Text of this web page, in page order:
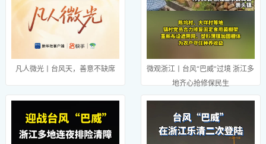
凡人微光丨台风天，善意不缺席
微观浙江丨台风“巴威”过境 浙江多
地齐心抢修保民生